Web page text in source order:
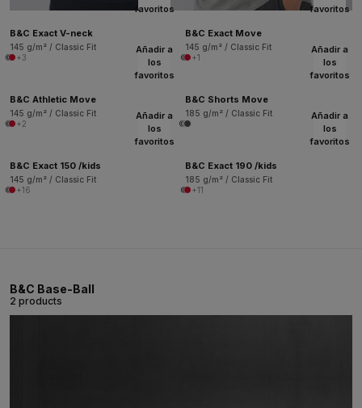
favoritos
B&C Exact V-neck
145 g/m² / Classic Fit
+3
favoritos
B&C Exact Move
145 g/m² / Classic Fit
+1
Añadir a
los
favoritos
B&C Athletic Move
145 g/m² / Classic Fit
+2
Añadir a
los
favoritos
B&C Shorts Move
185 g/m² / Classic Fit
Añadir a
los
favoritos
B&C Exact 150 /kids
145 g/m² / Classic Fit
+16
Añadir a
los
favoritos
B&C Exact 190 /kids
185 g/m² / Classic Fit
+11
B&C Base-Ball
2 products